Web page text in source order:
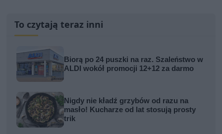
To czytają teraz inni
Biorą po 24 puszki na raz. Szaleństwo w
ALDI wokół promocji 12+12 za darmo
Nigdy nie kładź grzybów od razu na
masło! Kucharze od lat stosują prosty
trik